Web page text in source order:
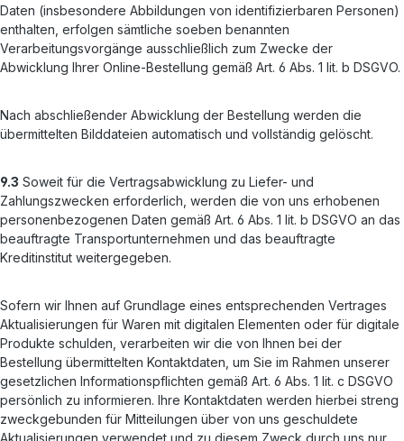
Daten (insbesondere Abbildungen von identifizierbaren Personen)
enthalten, erfolgen sämtliche soeben benannten
Verarbeitungsvorgänge ausschließlich zum Zwecke der
Abwicklung Ihrer Online-Bestellung gemäß Art. 6 Abs. 1 lit. b DSGVO.
Nach abschließender Abwicklung der Bestellung werden die
übermittelten Bilddateien automatisch und vollständig gelöscht.
9.3 Soweit für die Vertragsabwicklung zu Liefer- und
Zahlungszwecken erforderlich, werden die von uns erhobenen
personenbezogenen Daten gemäß Art. 6 Abs. 1 lit. b DSGVO an das
beauftragte Transportunternehmen und das beauftragte
Kreditinstitut weitergegeben.
Sofern wir Ihnen auf Grundlage eines entsprechenden Vertrages
Aktualisierungen für Waren mit digitalen Elementen oder für digitale
Produkte schulden, verarbeiten wir die von Ihnen bei der
Bestellung übermittelten Kontaktdaten, um Sie im Rahmen unserer
gesetzlichen Informationspflichten gemäß Art. 6 Abs. 1 lit. c DSGVO
persönlich zu informieren. Ihre Kontaktdaten werden hierbei streng
zweckgebunden für Mitteilungen über von uns geschuldete
Aktualisierungen verwendet und zu diesem Zweck durch uns nur